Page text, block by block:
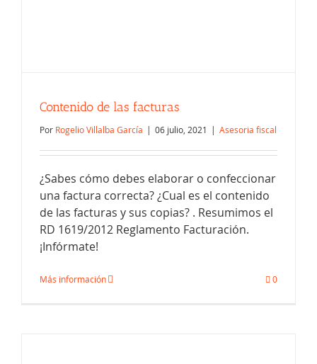
Contenido de las facturas
Por Rogelio Villalba García | 06 julio, 2021 | Asesoria fiscal
¿Sabes cómo debes elaborar o confeccionar
una factura correcta? ¿Cual es el contenido
de las facturas y sus copias? . Resumimos el
RD 1619/2012 Reglamento Facturación.
¡Infórmate!
Más información 0
Tiempo conservar facturas Ley